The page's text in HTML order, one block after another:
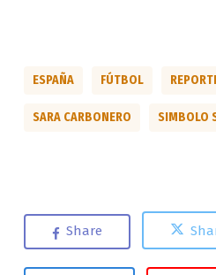
ESPAÑA FÚTBOL
SARA CARBONERO SIMBOLO
Share